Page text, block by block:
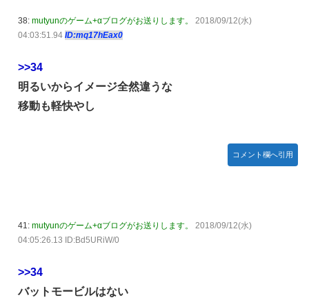
38: mutyunのゲーム+αブログがお送りします。
2018/09/12(水)
04:03:51.94 ID:mq17hEax0
>>34
明るいからイメージ全然違うな
移動も軽快やし
コメント欄へ引用
41: mutyunのゲーム+αブログがお送りします。
2018/09/12(水)
04:05:26.13 ID:Bd5URiW/0
>>34
バットモービルはない